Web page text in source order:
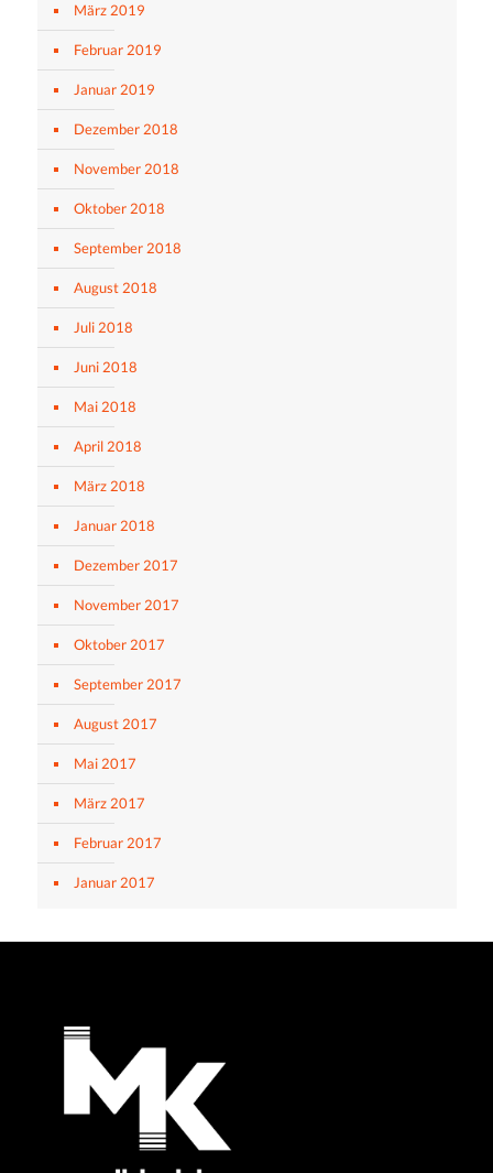
März 2019
Februar 2019
Januar 2019
Dezember 2018
November 2018
Oktober 2018
September 2018
August 2018
Juli 2018
Juni 2018
Mai 2018
April 2018
März 2018
Januar 2018
Dezember 2017
November 2017
Oktober 2017
September 2017
August 2017
Mai 2017
März 2017
Februar 2017
Januar 2017